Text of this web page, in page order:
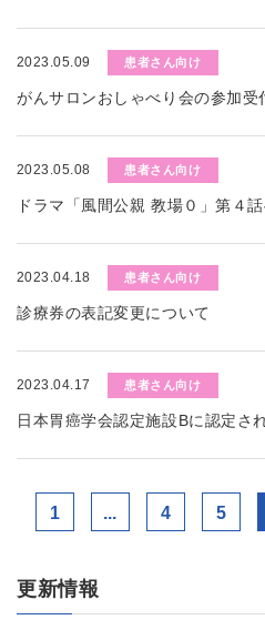
2023.05.09 患者さん向け
がんサロンおしゃべり会の参加受
2023.05.08 患者さん向け
ドラマ「風間公親 教場０」第４
2023.04.18 患者さん向け
診療券の表記変更について
2023.04.17 患者さん向け
日本胃癌学会認定施設Bに認定さ
1 ... 4 5
更新情報